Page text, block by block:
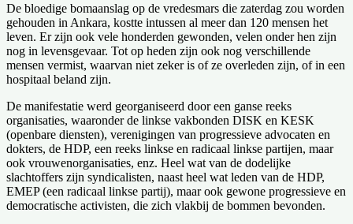
De bloedige bomaanslag op de vredesmars die zaterdag zou worden
gehouden in Ankara, kostte intussen al meer dan 120 mensen het
leven. Er zijn ook vele honderden gewonden, velen onder hen zijn
nog in levensgevaar. Tot op heden zijn ook nog verschillende
mensen vermist, waarvan niet zeker is of ze overleden zijn, of in een
hospitaal beland zijn.
De manifestatie werd georganiseerd door een ganse reeks
organisaties, waaronder de linkse vakbonden DISK en KESK
(openbare diensten), verenigingen van progressieve advocaten en
dokters, de HDP, een reeks linkse en radicaal linkse partijen, maar
ook vrouwenorganisaties, enz. Heel wat van de dodelijke
slachtoffers zijn syndicalisten, naast heel wat leden van de HDP,
EMEP (een radicaal linkse partij), maar ook gewone progressieve en
democratische activisten, die zich vlakbij de bommen bevonden.